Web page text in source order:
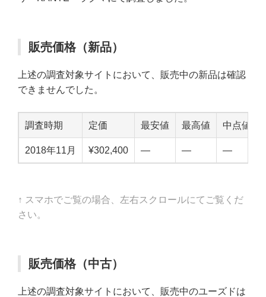
販売価格（新品）
上述の調査対象サイトにおいて、販売中の新品は確認
できませんでした。
調査時期 定価 最安値 最高値 中点値
2018年11月 ¥302,400 — — —
↑ スマホでご覧の場合、左右スクロールにてご覧くだ
さい。
販売価格（中古）
上述の調査対象サイトにおいて、販売中のユーズドは